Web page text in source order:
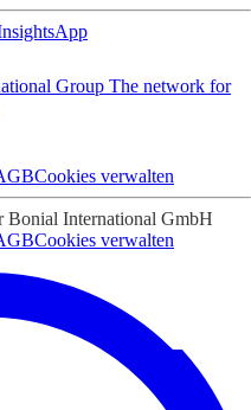
App
Group The network for
Cookies verwalten
International GmbH
Cookies verwalten